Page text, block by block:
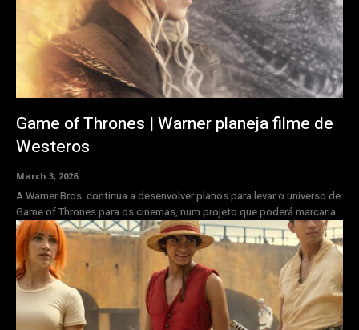
Game of Thrones | Warner planeja filme de
Westeros
March 3, 2026
A Warner Bros. continua a desenvolver planos para levar o universo de
Game of Thrones para os cinemas, num projeto que poderá marcar a...